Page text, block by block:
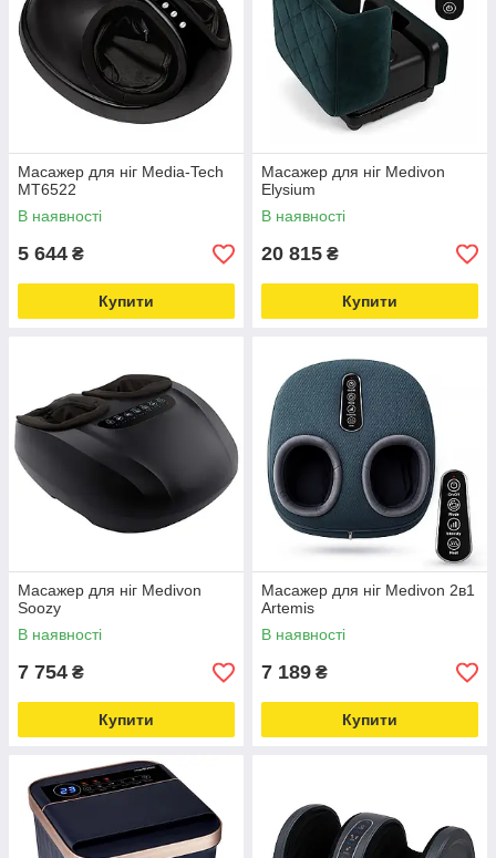
Масажер для ніг Media-Tech
MT6522
В наявності
5 644 ₴
Купити
Масажер для ніг Medivon
Elysium
В наявності
20 815 ₴
Купити
Масажер для ніг Medivon
Soozy
В наявності
7 754 ₴
Купити
Масажер для ніг Medivon 2в1
Artemis
В наявності
7 189 ₴
Купити